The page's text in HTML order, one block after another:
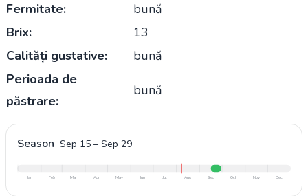
Fermitate:
bună
Brix:
13
Calități gustative:
bună
Perioada de
păstrare:
bună
Season Sep 15 – Sep 29
Jan Feb Mar Apr May Jun Jul Aug Sep Oct Nov Dec